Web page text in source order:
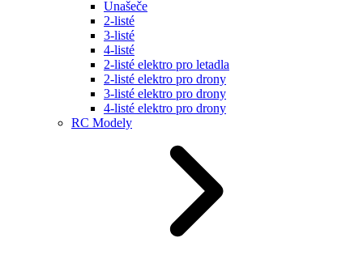
Unašeče
2-listé
3-listé
4-listé
2-listé elektro pro letadla
2-listé elektro pro drony
3-listé elektro pro drony
4-listé elektro pro drony
RC Modely